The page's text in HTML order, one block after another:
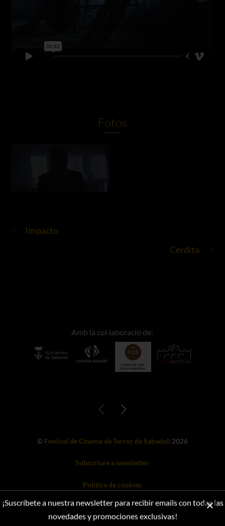
¡Suscríbete a nuestra newsletter para recibir emails con todas las
novedades y promociones exclusivas!
Fotos
Impacto
Cerdita
Amb la col·laboració de:
© Festival de Cinema de Terror de Sabadell 2026
Subscriure a newsletter
Política de cookies
Web desenvolupada per A Black Cat Software